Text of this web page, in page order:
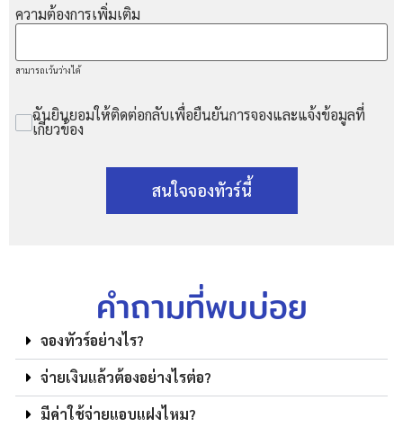
ความต้องการเพิ่มเติม
สามารถเว้นว่างได้
ฉันยินยอมให้ติดต่อกลับเพื่อยืนยันการจองและแจ้งข้อมูลที่
เกี่ยวข้อง
สนใจจองทัวร์นี้
คำถามที่พบบ่อย
จองทัวร์อย่างไร?
จ่ายเงินแล้วต้องอย่างไรต่อ?
มีค่าใช้จ่ายแอบแฝงไหม?